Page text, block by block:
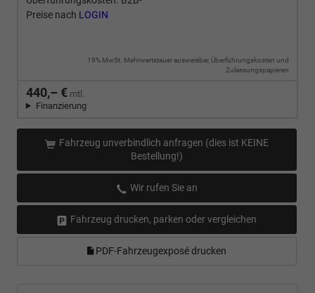
Preise nach LOGIN
19% MwSt. Mehrwertsteuer ausweisbar, Überführungskosten und
Zulassungspapieren
440,– € mtl.
Finanzierung
Fahrzeug unverbindlich anfragen (dies ist KEINE
Bestellung!)
Wir rufen Sie an
Fahrzeug drucken, parken oder vergleichen
PDF-Fahrzeugexposé drucken